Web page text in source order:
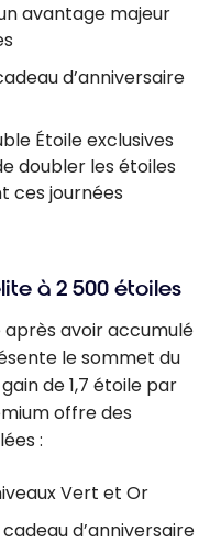
avantage majeur
d’anniversaire
Étoile exclusives
doubler les étoiles
ces journées
à 2 500 étoiles
après avoir accumulé
le sommet du
de 1,7 étoile par
offre des
:
Vert et Or
d’anniversaire